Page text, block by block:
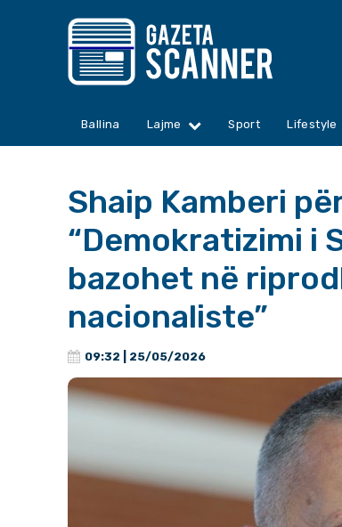
Ballina Lajme Sport Lifestyle
Shaip Kamberi
“Demokratizimi i
bazohet në
nacionaliste”
09:32 | 25/05/2026